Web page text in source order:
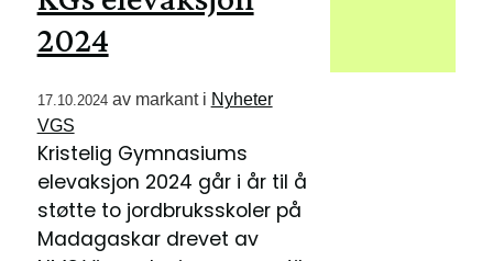
2024
17.10.2024 av markant i Nyheter
VGS
Kristelig Gymnasiums
elevaksjon 2024 går i år til å
støtte to jordbruksskoler på
Madagaskar drevet av